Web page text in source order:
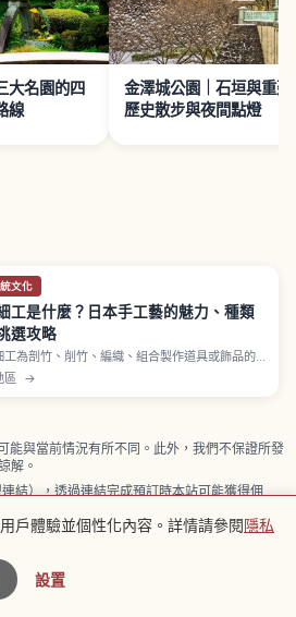
大名園的四
線
金澤城公園｜石垣與重建
歷史散步與夜間點燈
文化
工是什麼？日本手工藝的魅力、種類
選攻略
工為剖竹、削竹、編織、組合製作道具或飾品的
傳統手工藝。大分別府竹細工指定四目、六目、
籠為特色。
區 →
能與當前情況有所不同。此外，我們不保證所發
解。
結），透過連結完成預訂時本站可能獲得佣
附近景點
戶體驗並個性化內容。詳情請參閱隱私
設置